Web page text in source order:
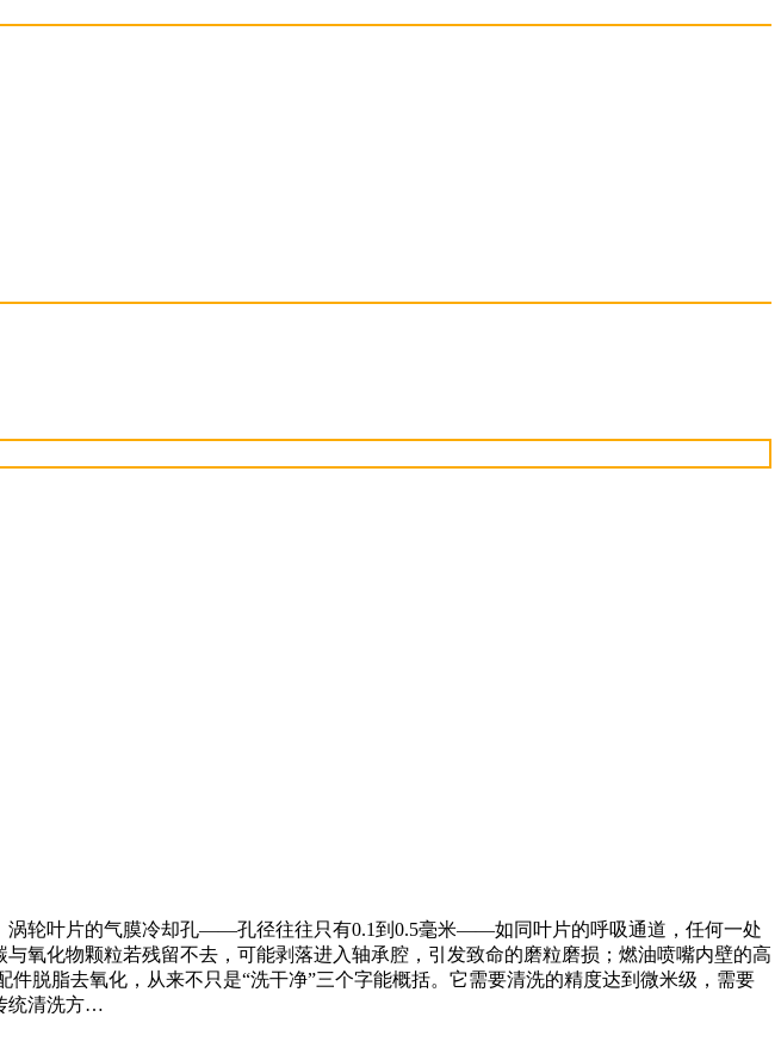
涡轮叶片的气膜冷却孔——孔径往往只有0.1到0.5毫米——如同叶片的呼吸通道，任何一处
氧化物颗粒若残留不去，可能剥落进入轴承腔，引发致命的磨粒磨损；燃油喷嘴内壁的高
脱脂去氧化，从来不只是“洗干净”三个字能概括。它需要清洗的精度达到微米级，需要
统清洗方…